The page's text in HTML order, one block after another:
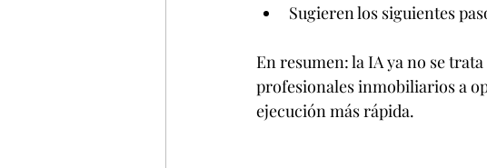
Sugieren los siguientes
En resumen: la IA ya no se
profesionales inmobiliarios a
ejecución más rápida.